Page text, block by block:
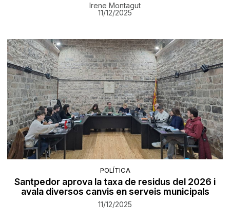
Irene Montagut
11/12/2025
POLÍTICA
Santpedor aprova la taxa de residus del 2026 i
avala diversos canvis en serveis municipals
11/12/2025